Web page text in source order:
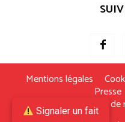
Signaler un fait
Mentions légales
Presse
Je signale un fait